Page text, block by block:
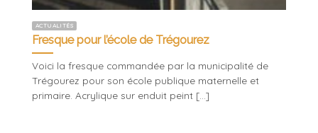
ACTUALITÉS
Fresque pour l’école de Trégourez
Voici la fresque commandée par la municipalité de
Trégourez pour son école publique maternelle et
primaire. Acrylique sur enduit peint [...]